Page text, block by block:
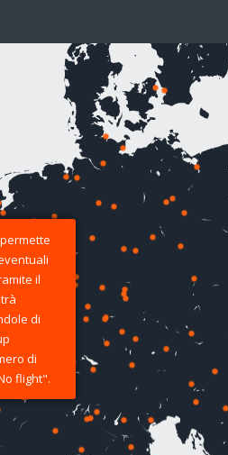
il
di
di
flight".